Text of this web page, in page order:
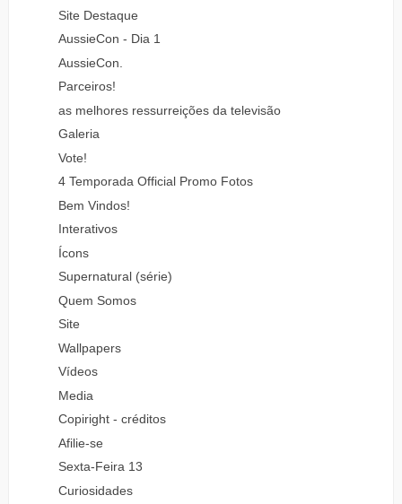
Site Destaque
AussieCon - Dia 1
AussieCon.
Parceiros!
as melhores ressurreições da televisão
Galeria
Vote!
4 Temporada Official Promo Fotos
Bem Vindos!
Interativos
Ícons
Supernatural (série)
Quem Somos
Site
Wallpapers
Vídeos
Media
Copiright - créditos
Afilie-se
Sexta-Feira 13
Curiosidades